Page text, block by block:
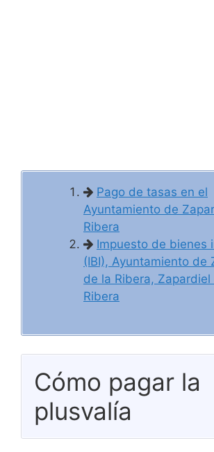
Pago de tasas en el
Ayuntamiento de
Ribera
Impuesto de bienes
(IBI), Ayuntamiento de
de la Ribera, Zapardiel
Ribera
Cómo pagar la
plusvalía